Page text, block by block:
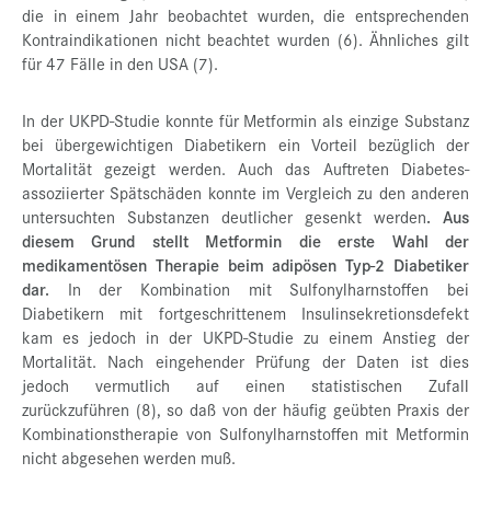
die in einem Jahr beobachtet wurden, die entsprechenden
Kontraindikationen nicht beachtet wurden (6). Ähnliches gilt
für 47 Fälle in den USA (7).
In der UKPD-Studie konnte für Metformin als einzige Substanz
bei übergewichtigen Diabetikern ein Vorteil bezüglich der
Mortalität gezeigt werden. Auch das Auftreten Diabetes-
assoziierter Spätschäden konnte im Vergleich zu den anderen
untersuchten Substanzen deutlicher gesenkt werden. Aus
diesem Grund stellt Metformin die erste Wahl der
medikamentösen Therapie beim adipösen Typ-2 Diabetiker
dar. In der Kombination mit Sulfonylharnstoffen bei
Diabetikern mit fortgeschrittenem Insulinsekretionsdefekt
kam es jedoch in der UKPD-Studie zu einem Anstieg der
Mortalität. Nach eingehender Prüfung der Daten ist dies
jedoch vermutlich auf einen statistischen Zufall
zurückzuführen (8), so daß von der häufig geübten Praxis der
Kombinationstherapie von Sulfonylharnstoffen mit Metformin
nicht abgesehen werden muß.